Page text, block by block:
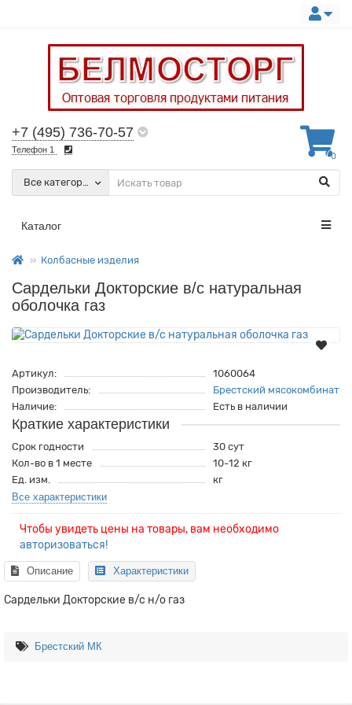
+7 (495) 736-70-57
Телефон 1
0
Все категории
Каталог
Колбасные изделия
Сардельки Докторские в/с натуральная
оболочка газ
Артикул:
1060064
Производитель:
Брестский мясокомбинат
Наличие:
Есть в наличии
Краткие характеристики
Срок годности
30 сут
Кол-во в 1 месте
10-12 кг
Ед. изм.
кг
Все характеристики
Чтобы увидеть цены на товары, вам необходимо
авторизоваться!
Описание Характеристики
Сардельки Докторские в/с н/о газ
Брестский МК